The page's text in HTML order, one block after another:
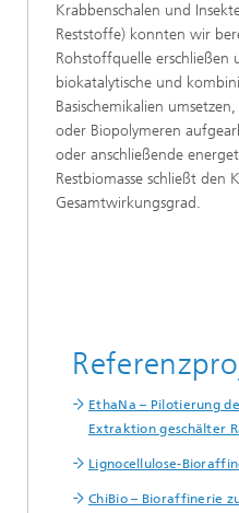
Krabbenschalen und
Reststoffe) konnten wir
Rohstoffquelle
biokatalytische und
Basischemikalien
oder Biopolymeren
oder anschließende
Restbiomasse schließt den
Gesamtwirkungsgrad.
EthaNa – Pilotierung
Extraktion geschälter
Lignocellulose-
ChiBio – Bioraffinerie